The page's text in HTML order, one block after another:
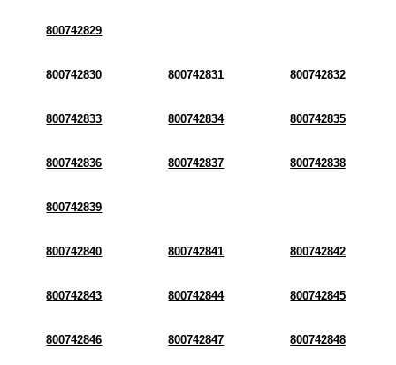
800742829
800742830 800742831 800742832
800742833 800742834 800742835
800742836 800742837 800742838
800742839
800742840 800742841 800742842
800742843 800742844 800742845
800742846 800742847 800742848